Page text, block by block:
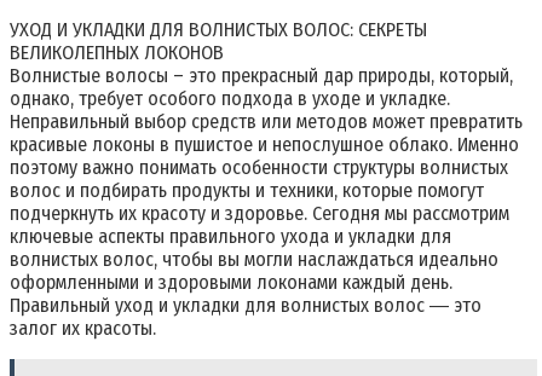
УХОД И УКЛАДКИ ДЛЯ ВОЛНИСТЫХ ВОЛОС: СЕКРЕТЫ
ВЕЛИКОЛЕПНЫХ ЛОКОНОВ
Волнистые волосы – это прекрасный дар природы, который,
однако, требует особого подхода в уходе и укладке.
Неправильный выбор средств или методов может превратить
красивые локоны в пушистое и непослушное облако. Именно
поэтому важно понимать особенности структуры волнистых
волос и подбирать продукты и техники, которые помогут
подчеркнуть их красоту и здоровье. Сегодня мы рассмотрим
ключевые аспекты правильного ухода и укладки для
волнистых волос, чтобы вы могли наслаждаться идеально
оформленными и здоровыми локонами каждый день.
Правильный уход и укладки для волнистых волос ― это
залог их красоты.